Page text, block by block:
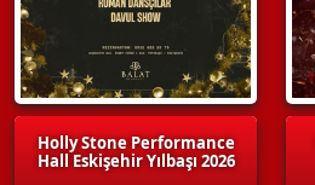
Holly Stone Performance
Hall Eskişehir Yılbaşı 2026